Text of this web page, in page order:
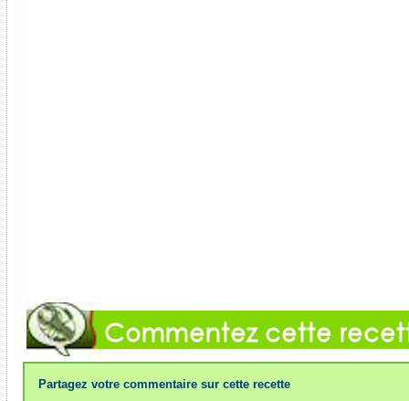
Partagez votre commentaire sur cette recette